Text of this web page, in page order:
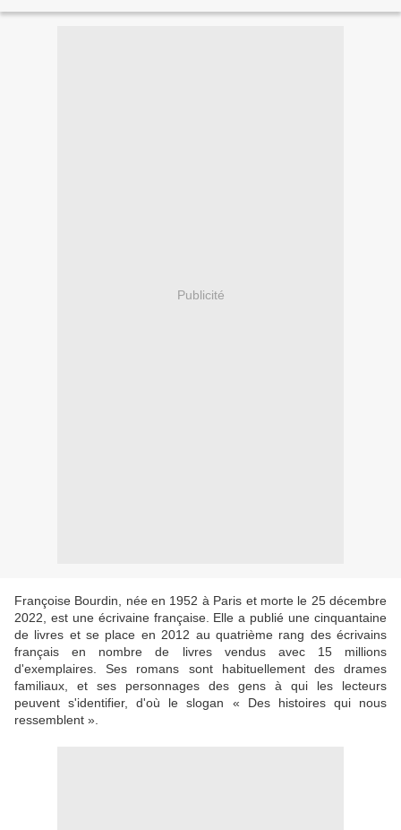
Publicité
Françoise Bourdin, née en 1952 à Paris et morte le 25 décembre
2022, est une écrivaine française. Elle a publié une cinquantaine
de livres et se place en 2012 au quatrième rang des écrivains
français en nombre de livres vendus avec 15 millions
d'exemplaires. Ses romans sont habituellement des drames
familiaux, et ses personnages des gens à qui les lecteurs
peuvent s'identifier, d'où le slogan « Des histoires qui nous
ressemblent ».